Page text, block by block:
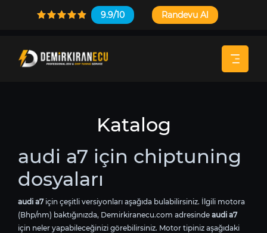
9.9/10 Randevu Al
Katalog
audi a7 için chiptuning
dosyaları
audi a7için çeşitli versiyonları aşağıda bulabilirsiniz. İlgili motora
(Bhp/nm) baktığınızda, Demirkiranecu.com adresinde audi a7
için neler yapabileceğinizi görebilirsiniz. Motor tipiniz aşağıdaki